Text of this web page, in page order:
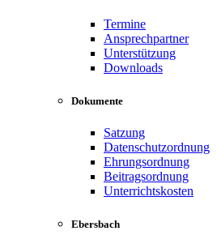
Termine
Ansprechpartner
Unterstützung
Downloads
Dokumente
Satzung
Datenschutzordnung
Ehrungsordnung
Beitragsordnung
Unterrichtskosten
Ebersbach